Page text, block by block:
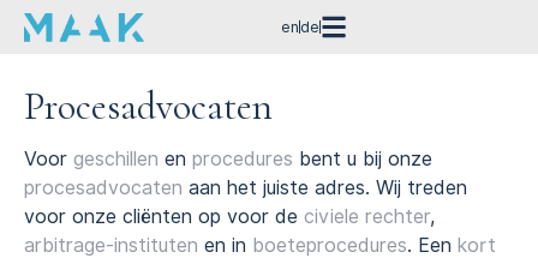
en de
Procesadvocaten
Voor geschillen en procedures bent u bij onze
procesadvocaten aan het juiste adres. Wij treden
voor onze cliënten op voor de civiele rechter,
arbitrage-instituten en in boeteprocedures. Een kort